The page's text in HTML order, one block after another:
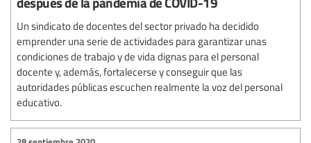
Un sindicato de docentes del sector privado ha decidido
emprender una serie de actividades para garantizar unas
condiciones de trabajo y de vida dignas para el personal
docente y, además, fortalecerse y conseguir que las
autoridades públicas escuchen realmente la voz del personal
educativo.